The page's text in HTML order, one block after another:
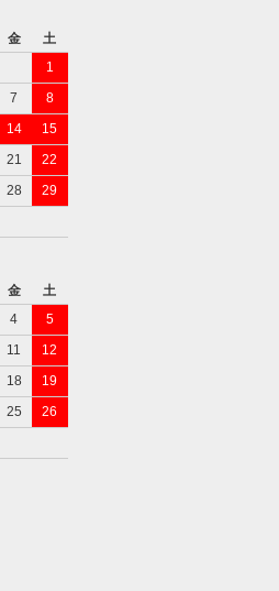
金
土
1
7
8
14
15
21
22
28
29
金
土
4
5
11
12
18
19
25
26